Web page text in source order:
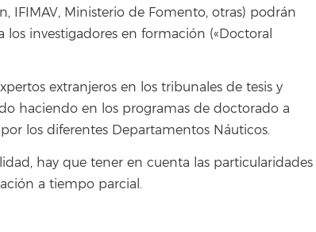
IFIMAV, Ministerio de Fomento, otras) podrán
investigadores en formación («Doctoral
extranjeros en los tribunales de tesis y
haciendo en los programas de doctorado a
los diferentes Departamentos Náuticos.
hay que tener en cuenta las particularidades
a tiempo parcial.